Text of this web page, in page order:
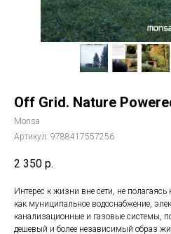
Off Grid. Nature
Monsa
Артикул: 9788417557256
2 350 р.
Интерес к жизни вне сети, не полагаясь
как муниципальное водоснабжение,
канализационные и газовые системы,
дешевый и более независимый образ